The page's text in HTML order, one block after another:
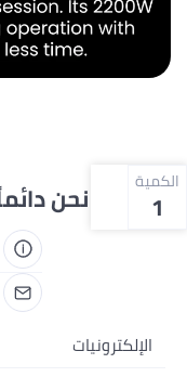
الكمية
1 نحن
الإلكترونيات